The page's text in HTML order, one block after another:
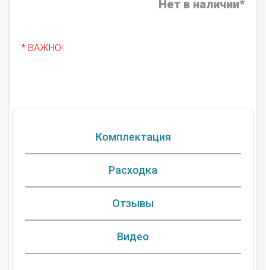
Нет в наличии*
* ВАЖНО!
Комплектация
Расходка
Отзывы
Видео